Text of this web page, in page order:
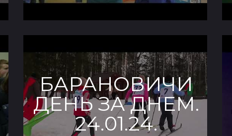
БАРАНОВИЧИ
ДЕНЬ ЗА ДНЕМ.
24.01.24.